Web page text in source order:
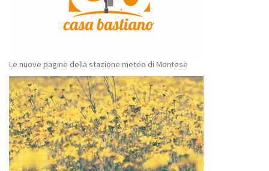
Le nuove pagine della stazione meteo di Montese